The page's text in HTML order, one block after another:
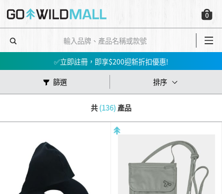
0
會員消費$100即賺$1GO DOLLAR ，下次購物當！錢！洗！
📢春夏新品會員7折起😍行山鞋、防水外套、防風外套、防曬上衣等！➡️立即買
✅立即註冊，即享$200迎新折扣優惠!
【📣網店優惠】指定產品低至5件；買3件再85折 ‼️🛍➡️立即買
會員消費$100即賺$1GO DOLLAR ，下次購物當！錢！洗！
📢春夏新品會員7折起😍行山鞋、防水外套、防風外套、防曬上衣等！➡️立即買
篩選 排序
共(136) 產品